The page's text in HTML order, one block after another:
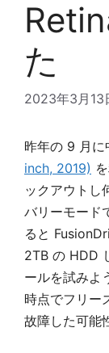
ュ
ー
た
2023年3月13
昨年の 9 月に
inch, 2019)
ックアウトし
バリーモード
ると
2TB の HDD
ールを試みよ
時点でフリー
故障した可能